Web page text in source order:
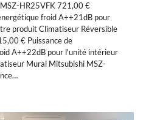
HR25VFK 721,00 €
froid A++21dB pour
produit Climatiseur Réversible
€ Puissance de
A++22dB pour l'unité intérieur
Mural Mitsubishi MSZ-